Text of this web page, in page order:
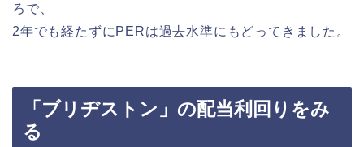
ろで、
2年でも経たずにPERは過去水準にもどってきました。
「ブリヂストン」の配当利回りをみ
る